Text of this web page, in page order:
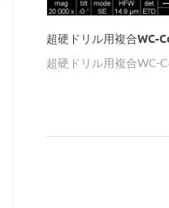
超硬ドリル用複合WC-
超硬ドリル用複合WC-